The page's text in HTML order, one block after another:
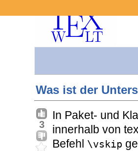
Was ist der
3
In Paket- und
innerhalb von
Befehl \vskip